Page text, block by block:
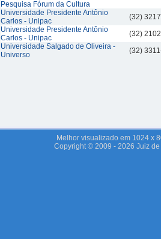
Pesquisa Fórum da Cultura
Universidade Presidente Antônio
Carlos - Unipac
(32)
Universidade Presidente Antônio
Carlos - Unipac
(32)
Universidade Salgado de Oliveira -
Universo
(32)
Melhor visualizado em 1024 x
Copyright © 2009 - 2026 Juiz